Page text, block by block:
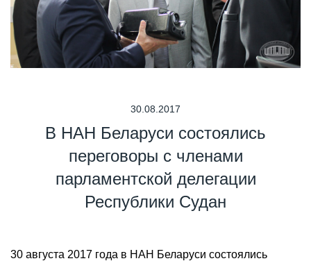
30.08.2017
В НАН Беларуси состоялись
переговоры с членами
парламентской делегации
Республики Судан
30 августа 2017 года в НАН Беларуси состоялись